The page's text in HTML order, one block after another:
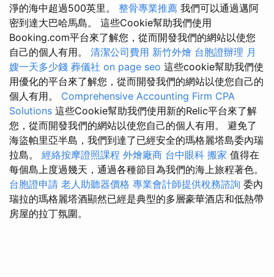
淨的海中超過500英里。 整骨專業推薦 我們可以通過邁阿
密到達大巴哈馬島。 這些Cookie幫助我們使用
Booking.com平台來了解您，從而開發我們的網站以使您
自己的個人有用。 清潔公司費用 新竹外燴 台胞證辦理 月
嫂一天多少錢 葬儀社 on page seo 這些cookie幫助我們使
用優化的平台來了解您，從而開發我們的網站以使您自己的
個人有用。 Comprehensive Accounting Firm CPA
Solutions 這些Cookie幫助我們使用新的Relic平台來了解
您，從而開發我們的網站以使您自己的個人有用。 避免了
海盜帕里亞半島，我們到達了已經安全的瑪格麗塔島委內瑞
拉島。 經絡按摩證照課程 外燴廠商 台中眼科 搬家 值得在
每個島上度過幾天，通過各種節目為我們的海上旅程著色。
台胞證申請 老人助聽器價格 專業會計師提供稅務諮詢 委內
瑞拉的瑪格麗塔酒顯然已經是典型的多層豪華酒店和低熱帶
房屋的拉丁氛圍。